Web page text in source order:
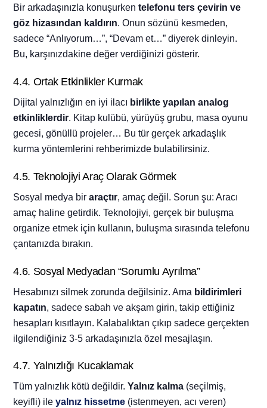
Bir arkadaşınızla konuşurkentelefonu ters çevirin ve
göz hizasından kaldırın. Onun sözünü kesmeden,
sadece “Anlıyorum…”, “Devam et…” diyerek dinleyin.
Bu, karşınızdakine değer verdiğinizi gösterir.
4.4. Ortak Etkinlikler Kurmak
Dijital yalnızlığın en iyi ilacı birlikte yapılan analog
etkinliklerdir. Kitap kulübü, yürüyüş grubu, masa oyunu
gecesi, gönüllü projeler… Bu tür gerçek arkadaşlık
kurma yöntemlerini rehberimizde bulabilirsiniz.
4.5. Teknolojiyi Araç Olarak Görmek
Sosyal medya biraraçtır, amaç değil. Sorun şu: Aracı
amaç haline getirdik. Teknolojiyi, gerçek bir buluşma
organize etmek için kullanın, buluşma sırasında telefonu
çantanızda bırakın.
4.6. Sosyal Medyadan “Sorumlu Ayrılma”
Hesabınızı silmek zorunda değilsiniz. Ama bildirimleri
kapatın, sadece sabah ve akşam girin, takip ettiğiniz
hesapları kısıtlayın. Kalabalıktan çıkıp sadece gerçekten
ilgilendiğiniz 3-5 arkadaşınızla özel mesajlaşın.
4.7. Yalnızlığı Kucaklamak
Tüm yalnızlık kötü değildir. Yalnız kalma (seçilmiş,
keyifli) ileyalnız hissetme (istenmeyen, acı veren)